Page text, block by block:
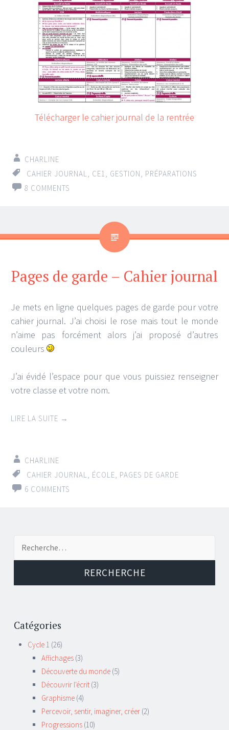
Télécharger le cahier journal de la rentrée
CHARLINE
CAHIER JOURNAL
CE1 GESTION
PRÉPARATIONS
8 COMMENTS
Pages de garde – Cahier journal
Je mets en ligne quelques pages de garde pour votre
cahier journal. J’ai choisi le rose mais tout le monde
n’aime pas forcément alors j’ai proposé d’autres
couleurs
J’ai évidé l’espace pour que vous puissiez renseigner
votre classe et votre nom.
LIRE LA SUITE →
CHARLINE
CAHIER JOURNAL
ÉCOLE PAGES DE GARDE
6 COMMENTS
Catégories
Cycle 1 (26)
Affichages (3)
Découverte du monde (5)
Découvrir l'écrit (3)
Graphisme (4)
Percevoir, sentir, imaginer, créer (2)
Progressions (10)